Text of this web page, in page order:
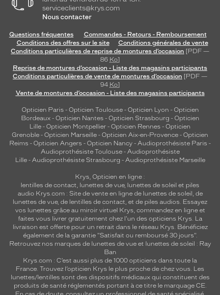
serviceclients@krys.com
Nous contacter
Questions fréquentes
Commandes - Retours - Remboursement
Conditions des offres sur le site
Conditions générales de vente
Conditions particulières de reprise de montures d’occasion [PDF —
86 Ko]
Reprise de montures d’occasion - Liste des magasins participants
Conditions particulières de vente de montures d’occasion [PDF —
94 Ko]
Vente de montures d’occasion - Liste des magasins participants
Opticien Paris - Opticien Toulouse- Opticien Lyon - Opticien
Bordeaux- Opticien Nantes - Opticien Strasbourg - Opticien
Lille - Opticien Montpellier - Opticien Rennes - Opticien
Grenoble - Opticien Marseille - Opticien Aix-en-Provence - Opticien
Reims - Opticien Angers - Opticien Nancy - Audioprothésiste Paris -
Audioprothésiste Toulouse- Audioprothésiste
Lille- Audioprothésiste Strasbourg - Audioprothésiste Marseille
Krys, Opticien en ligne :
lentilles de contact, lunettes de vue, lunettes de soleil et piles
audio Krys.com : Site de vente en ligne de lunettes de soleil, de
lunettes de vue, de lentilles de contact, et de piles audios. Essayez
vos lunettes grâce au miroir virtuel Krys, commandez en ligne et
faites vous livrer gratuitement chez l'un des opticiens Krys. La
livraison est offerte pour un retrait dans le réseau Krys. Bénéficiez
également de la garantie "Satisfait ou remboursé 30 jours".
Retrouvez nos marques de lunettes de vue et lunettes de soleil : Ray
Ban
Krys.com : C’est aussi plus de 1000 opticiens dans toute la
France. Trouvez l’opticien Krys le plus proche de chez vous. Les
lunettes/lentilles sont des dispositifs médicaux qui constituent des
produits de santé réglementés portant à ce titre le marquage CE.